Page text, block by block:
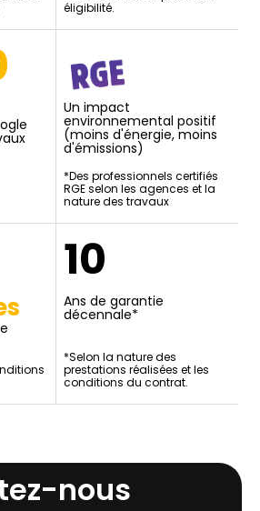
éligibilité.
Un impact
environnemental positif
(moins d'énergie, moins
d'émissions)
*Des professionnels certifiés
RGE selon les agences et la
nature des travaux
10
Ans de garantie
décennale*
*Selon la nature des
prestations réalisées et les
conditions du contrat.
nous